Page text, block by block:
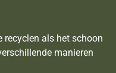
recyclen als het schoon
manieren